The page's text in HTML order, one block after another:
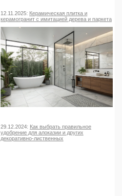
12.11.2025: Керамическая плитка и
керамогранит с имитацией дерева и паркета
29.12.2024: Как выбрать правильное
удобрение для алоказии и других
декоративно-лиственных